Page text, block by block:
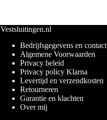
Vestsluitingen.nl
Bedrijfsgegevens en contact
Algemene Voorwaarden
Privacy beleid
Privacy policy Klarna
Levertijd en verzendkosten
Retourneren
Garantie en klachten
Over mij